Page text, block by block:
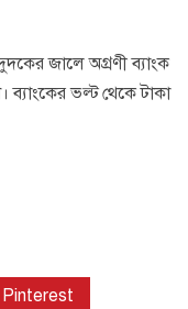
জালে অগ্রণী ব্যাংক
ব্যাংকের ভল্ট থেকে টাকা
Pinterest